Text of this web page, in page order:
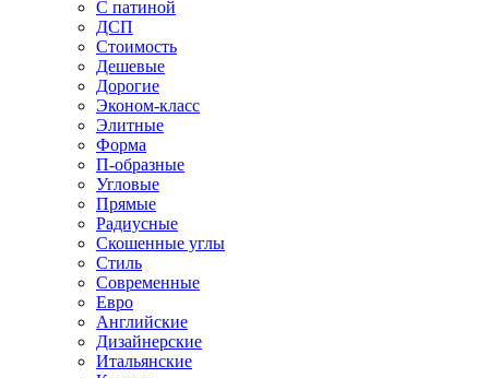
С патиной
ДСП
Стоимость
Дешевые
Дорогие
Эконом-класс
Элитные
Форма
П-образные
Угловые
Прямые
Радиусные
Скошенные углы
Стиль
Современные
Евро
Английские
Дизайнерские
Итальянские